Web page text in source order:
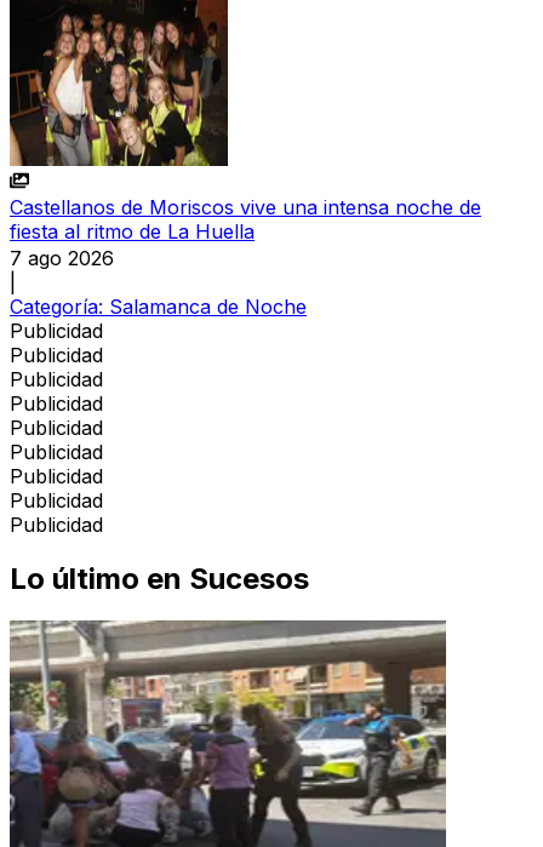
Castellanos de Moriscos vive una intensa noche de
fiesta al ritmo de La Huella
7 ago 2026
Categoría: Salamanca de Noche
Publicidad
Publicidad
Publicidad
Publicidad
Publicidad
Publicidad
Publicidad
Publicidad
Publicidad
Lo último en Sucesos